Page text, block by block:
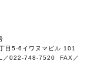
目5-6イワヌマビル 101
／022-748-7520 FAX／